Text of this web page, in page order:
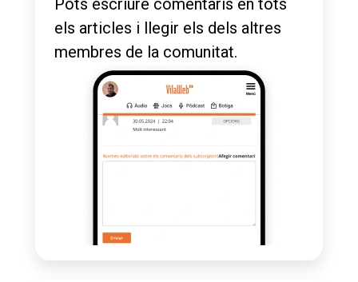
Pots escriure comentaris en tots
els articles i llegir els dels altres
membres de la comunitat.